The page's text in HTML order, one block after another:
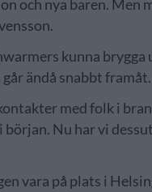
och nya baren. Men
kunna
ändå snabbt framåt.
med folk i
Nu har vi
vara på plats i